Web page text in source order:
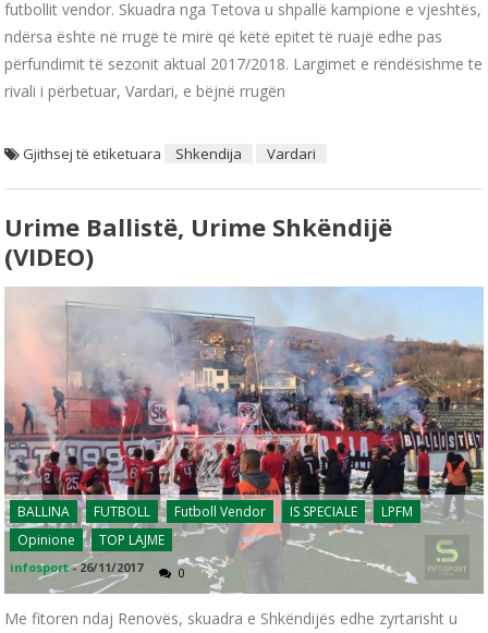
futbollit vendor. Skuadra nga Tetova u shpallë kampione e vjeshtës,
ndërsa është në rrugë të mirë që këtë epitet të ruajë edhe pas
përfundimit të sezonit aktual 2017/2018. Largimet e rëndësishme te
rivali i përbetuar, Vardari, e bëjnë rrugën
Gjithsej të etiketuara Shkendija Vardari
Urime Ballistë, Urime Shkëndijë
(VIDEO)
BALLINA FUTBOLL Futboll Vendor IS SPECIALE
LPFM
Opinione
TOP LAJME
infosport -26/11/2017 0
Me fitoren ndaj Renovës, skuadra e Shkëndijës edhe zyrtarisht u